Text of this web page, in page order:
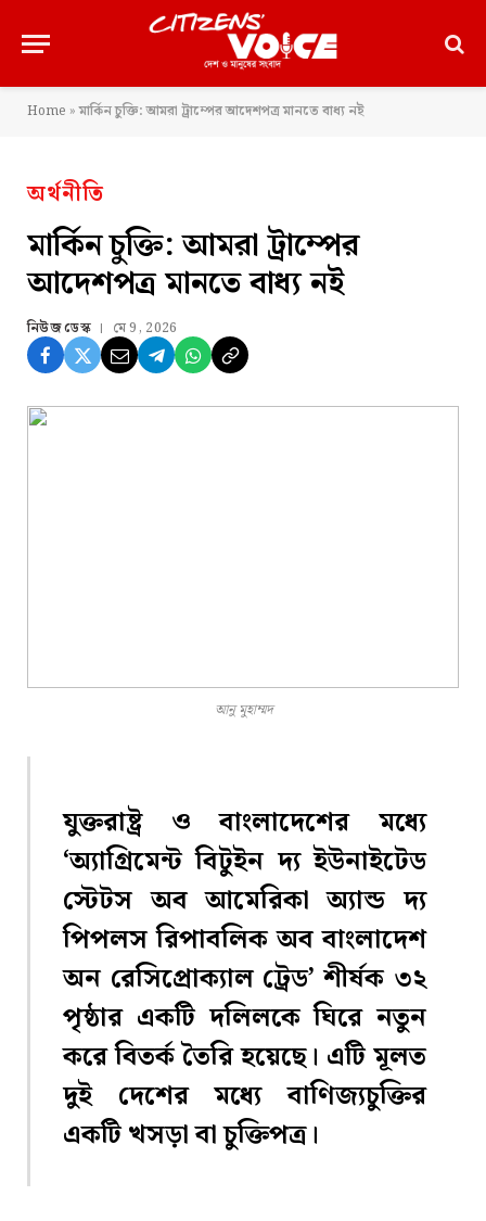
Home »মার্কিন চুক্তি: আমরা ট্রাম্পের আদেশপত্র মানতে বাধ্য নই
অর্থনীতি
মার্কিন চুক্তি: আমরা ট্রাম্পের
আদেশপত্র মানতে বাধ্য নই
নিউজ ডেস্ক মে 9, 2026
আনু মুহাম্মদ
যুক্তরাষ্ট্র ও বাংলাদেশের মধ্যে
‘অ্যাগ্রিমেন্ট বিটুইন দ্য ইউনাইটেড
স্টেটস অব আমেরিকা অ্যান্ড দ্য
পিপলস রিপাবলিক অব বাংলাদেশ
অন রেসিপ্রোক্যাল ট্রেড’ শীর্ষক ৩২
পৃষ্ঠার একটি দলিলকে ঘিরে নতুন
করে বিতর্ক তৈরি হয়েছে। এটি মূলত
দুই দেশের মধ্যে বাণিজ্যচুক্তির
একটি খসড়া বা চুক্তিপত্র।